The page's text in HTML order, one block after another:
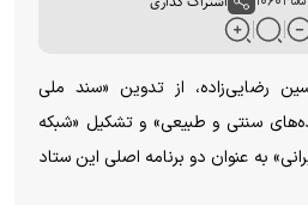
رضایی‌زاده، از تدوین «سند ملی
سنتی و طبیعی» و تشکیل «شبکه
به عنوان دو برنامه اصلی این ستاد